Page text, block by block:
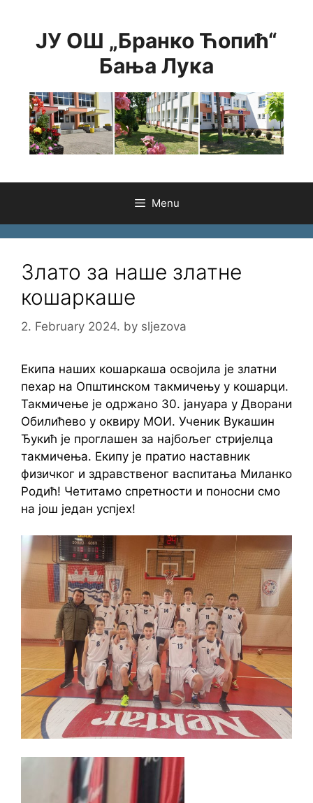
contentЈУ ОШ „Бранко Ћопић“
Бања Лука
Menu
Злато за наше златне
кошаркаше
2. February 2024. by sljezova
Екипа наших кошаркаша освојила је златни
пехар на Општинском такмичењу у кошарци.
Такмичење је одржано 30. јануара у Дворани
Обилићево у оквиру МОИ. Ученик Вукашин
Ђукић је проглашен за најбољег стријелца
такмичења. Екипу је пратио наставник
физичког и здравственог васпитања Миланко
Родић! Четитамо спретности и поносни смо
на још један успјех!